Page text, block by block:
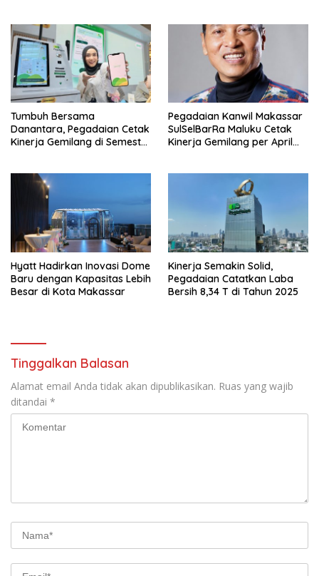
Tumbuh Bersama
Danantara, Pegadaian Cetak
Kinerja Gemilang di Semester
Pegadaian Kanwil Makassar
SulSelBarRa Maluku Cetak
Kinerja Gemilang per April
Hyatt Hadirkan Inovasi Dome
Baru dengan Kapasitas Lebih
Besar di Kota Makassar
Kinerja Semakin Solid,
Pegadaian Catatkan Laba
Bersih 8,34 T di Tahun 2025
Tinggalkan Balasan
Alamat email Anda tidak akan dipublikasikan. Ruas yang wajib
ditandai *